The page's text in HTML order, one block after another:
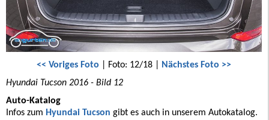
<< Voriges Foto | Foto: 12/18 | Nächstes Foto >>
Hyundai Tucson 2016 - Bild 12
Auto-Katalog
Infos zum Hyundai Tucson gibt es auch in unserem Autokatalog.